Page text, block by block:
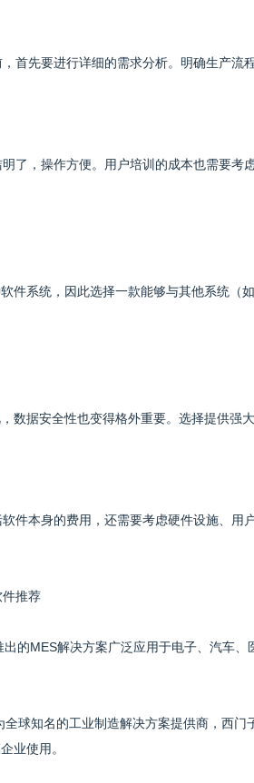
首先要进行详细的需求分析。明确生产
了，操作方便。用户培训的成本也需要
件系统，因此选择一款能够与其他系统（
数据安全性也变得格外重要。选择提供强
件本身的费用，还需要考虑硬件设施、
件推荐
的MES解决方案广泛应用于电子、汽车
球知名的工业制造解决方案提供商，西
业使用。